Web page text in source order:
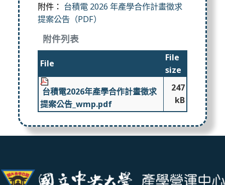
附件： 台積電 2026 年產學合作計畫徵求
提案公告（PDF）
附件列表
File
File
size
台積電2026年產學合作計畫徵求
提案公告_wmp.pdf
247
kB